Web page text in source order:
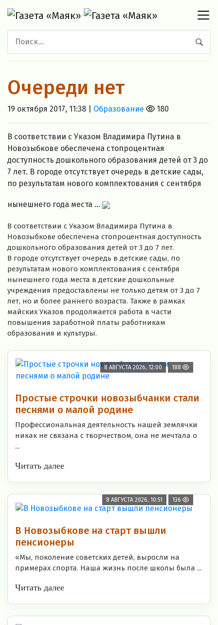
Очереди нет
19 октября 2017, 11:38 | Образование 180
В соответствии с Указом Владимира Путина в
Новозыбкове обеспечена стопроцентная
доступность дошкольного образования детей от 3 до
7 лет. В городе отсутствует очередь в детские сады,
по результатам нового комплектования с сентября
нынешнего года места ...
В соответствии с Указом Владимира Путина в
Новозыбкове обеспечена стопроцентная доступность
дошкольного образования детей от 3 до 7 лет.
В городе отсутствует очередь в детские сады, по
результатам нового комплектования с сентября
нынешнего года места в детские дошкольные
учреждения предоставлены не только детям от 3 до 7
лет, но и более раннего возраста. Также в рамках
майских Указов продолжается работа в части
повышения заработной платы работникам
образования и культуры.
8 АВГУСТА 2026, 12:00 188
Простые строчки новозыбчанки стали
песнями о малой родине
Профессиональная деятельность нашей землячки
никак не связана с творчеством, она не мечтала о
...
Читать далее
8 АВГУСТА 2026, 10:51 136
В Новозыбкове на старт вышли
пенсионеры
«Мы, поколение советских детей, выросли на
примерах спорта. Наша жизнь после школы была ...
Читать далее